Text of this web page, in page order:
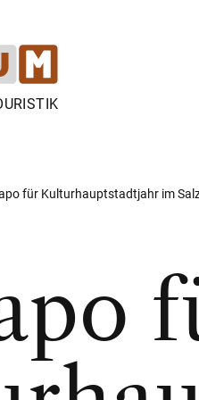
für Kulturhauptstadtjahr im